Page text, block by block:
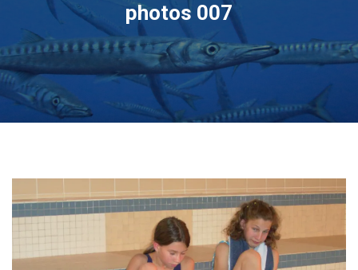
photos 007